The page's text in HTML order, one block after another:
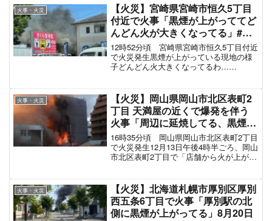
火事・火災
【火災】宮崎県宮崎市恒久5丁目
付近で火事「黒煙が上がっててど
んどん火が大きくなってる」#宮
崎 8月1日
12時52分頃 宮崎県宮崎市恒久5丁目付近
で火災発生黒煙が上がっている現地の様
子どんどん火大きくなってるわ…
火事・火災
【火災】岡山県岡山市北区表町2
丁目 天満屋の近くで爆発を伴う
火事「周辺に延焼してる、黒煙が
広範囲に充満」12月13日
16時35分頃 岡山県岡山市北区表町2丁目
で火災発生12月13日午後4時半ごろ、岡山
市北区表町2丁目で「店舗から火が上がっ
表町商店街の東側のオランダ通り近く
で、消防車...
火事・火災
【火災】北海道札幌市厚別区厚別
西五条6丁目で火事「厚別駅の北
側に黒煙が上がってる」8月20日